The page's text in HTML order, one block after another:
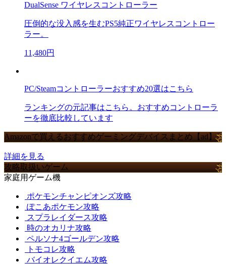
DualSense ワイヤレスコントローラー
圧倒的な没入感を生むPS5純正ワイヤレスコントロー
ラー。
11,480円
PC/Steamコントローラーおすすめ20選はこちら
ランキングの元記事はこちら。おすすめコントローラ
ーを徹底比較しています
Amazonで買えるおすすめゲーミングデバイスまとめ【ad】
詳細を見る
攻略取扱いゲーム
家庭用ゲーム機
ポケモンチャンピオンズ攻略
ぽこあポケモン攻略
スプラレイダース攻略
時のオカリナ攻略
ペルソナ4ゴールデン攻略
トモコレ攻略
バイオレクイエム攻略